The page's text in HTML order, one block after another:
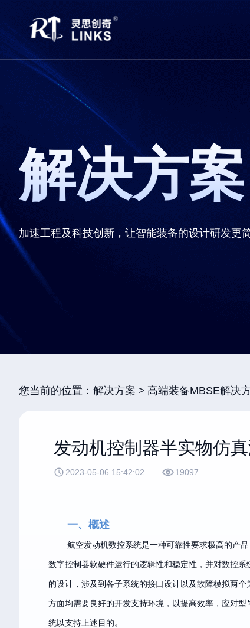
解决方案
加速工程及科技创新，让智能装备的设计研发更
您当前的位置： 解决方案 高端装备MBSE解决
发动机控制器半实物仿
2023-05-06 15:42:02 19097
一、概述
航空发动机数控系统是一种可靠性要求极高的产
数字控制器软硬件运行的逻辑性和稳定性，并对数控
的设计，涉及到各子系统的接口设计以及故障模拟两
方面均需要良好的开发支持环境，以提高效率，应对
统以支持上述目的。